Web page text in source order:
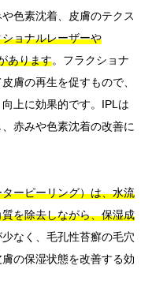
色素沈着、皮膚のテクス
ョナルレーザーや
あります。フラクショナ
膚の再生を促すもので、
上に効果的です。IPLは
赤みや色素沈着の改善に
ーピーリング）は、水流
を除去しながら、保湿成
少なく、毛孔性苔癬の毛穴
の保湿状態を改善する効